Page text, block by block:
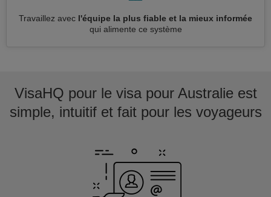
Travaillez avec l'équipe la plus fiable et la mieux informée
qui alimente ce système
VisaHQ pour le visa pour Australie est
simple, intuitif et fait pour les voyageurs